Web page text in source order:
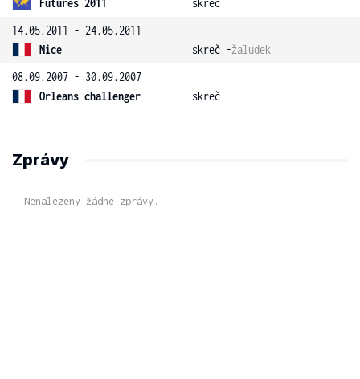
Futures 2011
skreč
14.05.2011 - 24.05.2011
Nice
skreč -žaludek
08.09.2007 - 30.09.2007
Orleans challenger
skreč
Zprávy
Nenalezeny žádné zprávy.